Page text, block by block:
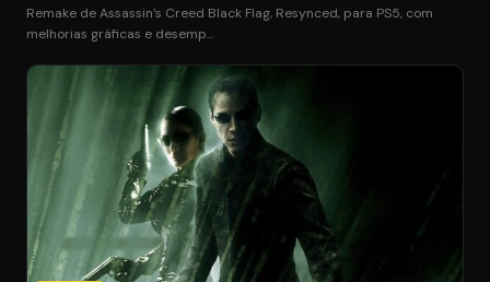
Remake de Assassin’s Creed Black Flag, Resynced, para PS5, com
melhorias gráficas e desemp…